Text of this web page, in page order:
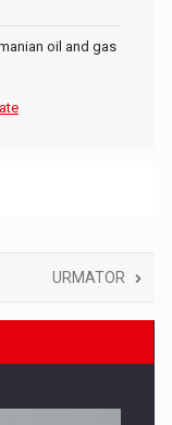
oil and gas
URMATOR